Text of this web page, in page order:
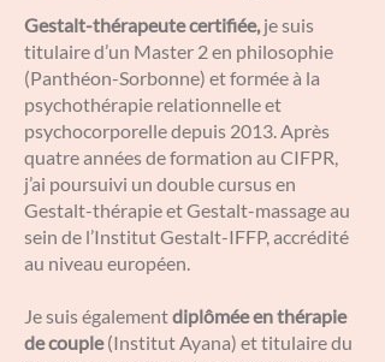
Gestalt-thérapeute certifiée,je suis
titulaire d’un Master 2 en philosophie
(Panthéon-Sorbonne) et formée à la
psychothérapie relationnelle et
psychocorporelle depuis 2013. Après
quatre années de formation au CIFPR,
j’ai poursuivi un double cursus en
Gestalt-thérapie et Gestalt-massage au
sein de l’Institut Gestalt-IFFP, accrédité
au niveau européen.
Je suis égalementdiplômée en thérapie
de couple(Institut Ayana) et titulaire du